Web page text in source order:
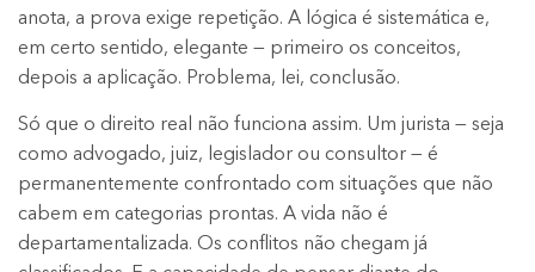
anota, a prova exige repetição. A lógica é sistemática e,
em certo sentido, elegante — primeiro os conceitos,
depois a aplicação. Problema, lei, conclusão.
Só que o direito real não funciona assim. Um jurista — seja
como advogado, juiz, legislador ou consultor — é
permanentemente confrontado com situações que não
cabem em categorias prontas. A vida não é
departamentalizada. Os conflitos não chegam já